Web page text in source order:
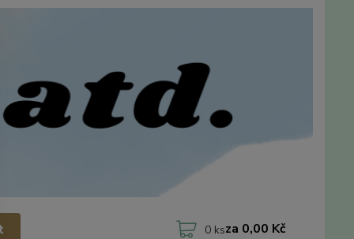
0 ksza 0,00 Kč